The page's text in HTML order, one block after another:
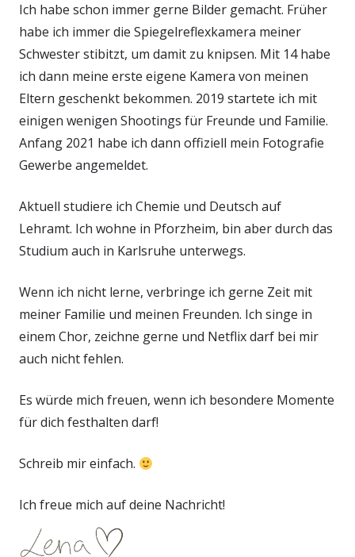
Ich habe schon immer gerne Bilder gemacht. Früher
habe ich immer die Spiegelreflexkamera meiner
Schwester stibitzt, um damit zu knipsen. Mit 14 habe
ich dann meine erste eigene Kamera von meinen
Eltern geschenkt bekommen. 2019 startete ich mit
einigen wenigen Shootings für Freunde und Familie.
Anfang 2021 habe ich dann offiziell mein Fotografie
Gewerbe angemeldet.
Aktuell studiere ich Chemie und Deutsch auf
Lehramt. Ich wohne in Pforzheim, bin aber durch das
Studium auch in Karlsruhe unterwegs.
Wenn ich nicht lerne, verbringe ich gerne Zeit mit
meiner Familie und meinen Freunden. Ich singe in
einem Chor, zeichne gerne und Netflix darf bei mir
auch nicht fehlen.
Es würde mich freuen, wenn ich besondere Momente
für dich festhalten darf!
Schreib mir einfach.
Ich freue mich auf deine Nachricht!